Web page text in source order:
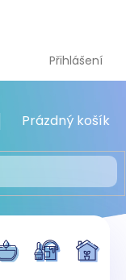
Přihlášení
NÁKUPNÍ KOŠÍK
Prázdný košík